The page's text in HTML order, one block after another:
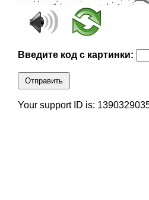
Введите код с картинки:
Отправить
Your support ID is: